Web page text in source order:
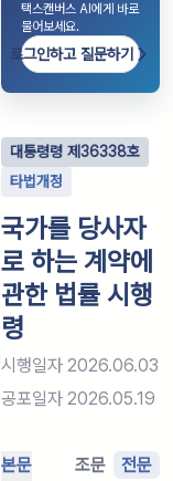
택스캔버스 AI에게 바로
물어보세요.
로그인하고 질문하기
대통령령 제 36338호
타법개정
국가를 당사자
로 하는 계약에
관한 법률 시행
령
시행일자 2026.06.03
공포일자 2026.05.19
본문 조문 전문